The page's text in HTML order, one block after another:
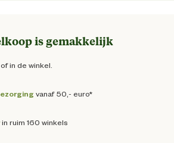
is gemakkelijk
in de winkel.
vanaf 50,- euro*
in ruim 160 winkels